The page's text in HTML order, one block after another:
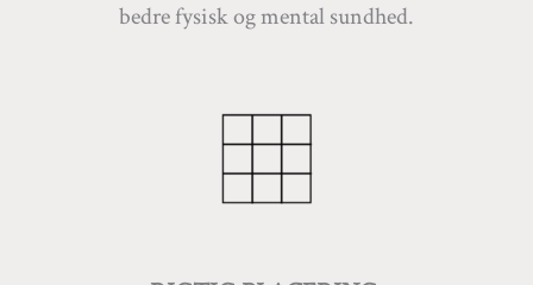
bedre fysisk og mental sundhed.